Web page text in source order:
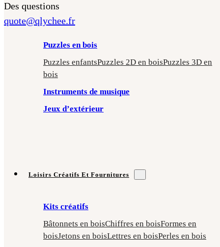
Des questions
quote@qlychee.fr
Puzzles en bois
Puzzles enfantsPuzzles 2D en boisPuzzles 3D en
bois
Instruments de musique
Jeux d’extérieur
Loisirs Créatifs Et Fournitures
Kits créatifs
Bâtonnets en boisChiffres en boisFormes en
boisJetons en boisLettres en boisPerles en bois